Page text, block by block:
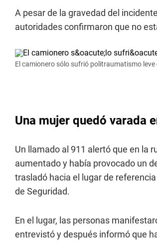
A pesar de la gravedad del
autoridades confirmaron que no
El camionero sólo sufrió politraumatismo leve
Una mujer quedó varada
Un llamado al 911 alertó que en la
aumentado y había provocado un
trasladó hacia el lugar de
de Seguridad.
En el lugar, las personas
entrevistó y después informó que